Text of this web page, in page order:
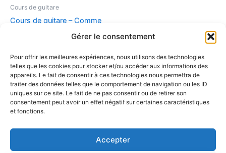
Gérer le consentement
Pour offrir les meilleures expériences, nous utilisons des technologies
telles que les cookies pour stocker et/ou accéder aux informations des
appareils. Le fait de consentir à ces technologies nous permettra de
traiter des données telles que le comportement de navigation ou les ID
uniques sur ce site. Le fait de ne pas consentir ou de retirer son
consentement peut avoir un effet négatif sur certaines caractéristiques
et fonctions.
Accepter
Cours de guitare
Cours de guitare – Comme
toi de Jean Jacques
7,00€
Inscrivez vous à ce
cours de guitare